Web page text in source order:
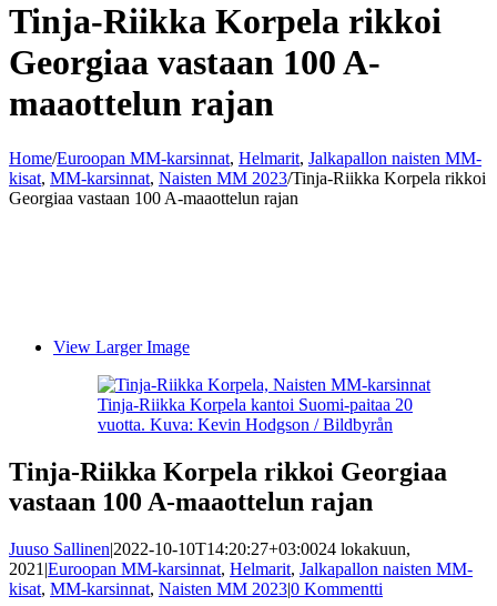
Tinja-Riikka Korpela rikkoi
Georgiaa vastaan 100 A-
maaottelun rajan
Home/Euroopan MM-karsinnat, Helmarit, Jalkapallon naisten MM-
kisat, MM-karsinnat, Naisten MM 2023/Tinja-Riikka Korpela rikkoi
Georgiaa vastaan 100 A-maaottelun rajan
View Larger Image
Tinja-Riikka Korpela kantoi Suomi-paitaa 20
vuotta. Kuva: Kevin Hodgson / Bildbyrån
Tinja-Riikka Korpela rikkoi Georgiaa
vastaan 100 A-maaottelun rajan
Juuso Sallinen|2022-10-10T14:20:27+03:0024 lokakuun,
2021 |Euroopan MM-karsinnat, Helmarit, Jalkapallon naisten MM-
kisat, MM-karsinnat, Naisten MM 2023|0 Kommentti